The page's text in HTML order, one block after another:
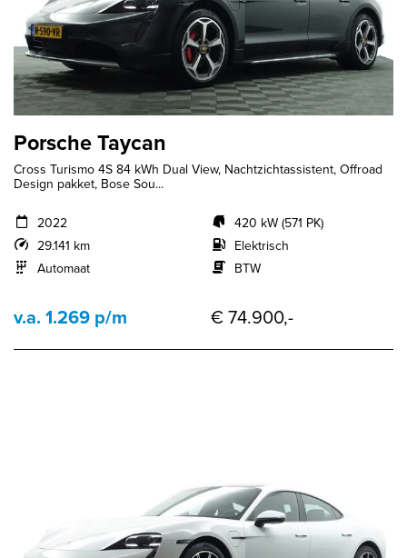
Porsche Taycan
Cross Turismo 4S 84 kWh Dual View, Nachtzichtassistent, Offroad
Design pakket, Bose Sou...
2022
29.141 km
Automaat
420 kW (571 PK)
Elektrisch
BTW
v.a. 1.269 p/m € 74.900,-